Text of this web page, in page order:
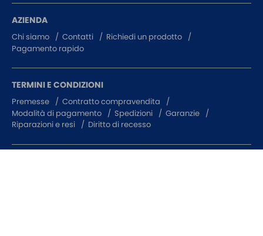
AZIENDA
Chi siamo Contatti
Richiedi un prodotto
Pagamento rapido
TERMINI E CONDIZIONI
Premesse
Contratto compravendita
Modalità di pagamento
Spedizioni
Garanzie
Riparazioni e resi
Diritto di recesso